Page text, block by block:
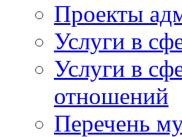
Проекты
Услуги в
Услуги в
отношений
Перечень